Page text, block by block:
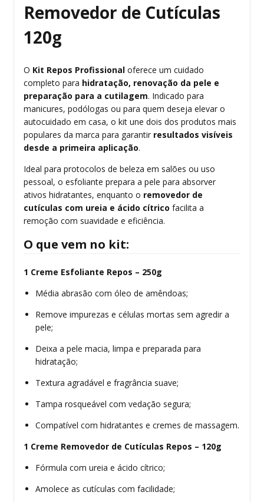
Removedor de Cutículas
120g
O Kit Repos Profissional oferece um cuidado
completo para hidratação, renovação da pele e
preparação para a cutilagem. Indicado para
manicures, podólogas ou para quem deseja elevar o
autocuidado em casa, o kit une dois dos produtos mais
populares da marca para garantir resultados visíveis
desde a primeira aplicação.
Ideal para protocolos de beleza em salões ou uso
pessoal, o esfoliante prepara a pele para absorver
ativos hidratantes, enquanto o removedor de
cutículas com ureia e ácido cítrico facilita a
remoção com suavidade e eficiência.
O que vem no kit:
1 Creme Esfoliante Repos – 250g
Média abrasão com óleo de amêndoas;
Remove impurezas e células mortas sem agredir a
pele;
Deixa a pele macia, limpa e preparada para
hidratação;
Textura agradável e fragrância suave;
Tampa rosqueável com vedação segura;
Compatível com hidratantes e cremes de massagem.
1 Creme Removedor de Cutículas Repos – 120g
Fórmula com ureia e ácido cítrico;
Amolece as cutículas com facilidade;